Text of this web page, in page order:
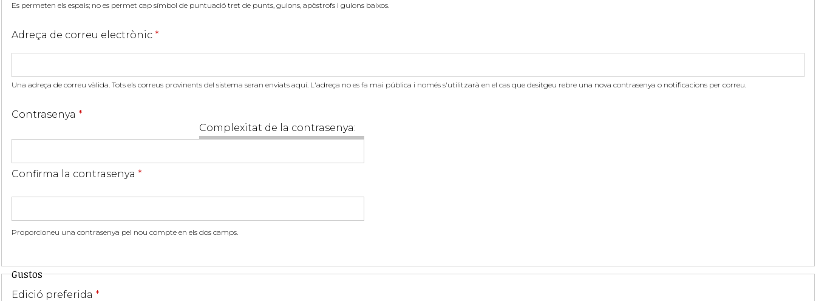
Es permeten els espais; no es permet cap símbol de puntuació tret de punts, guions, apòstrofs i guions baixos.
Adreça de correu electrònic *
Una adreça de correu vàlida. Tots els correus provinents del sistema seran enviats aquí. L'adreça no es fa mai pública i només s'utilitzarà en el cas que desitgeu rebre una nova contrasenya o notificacions per correu.
Complexitat de la contrasenya:
Contrasenya *
Confirma la contrasenya *
Proporcioneu una contrasenya pel nou compte en els dos camps.
Gustos
Edició preferida *